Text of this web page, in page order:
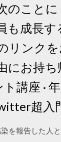
のこと
も成長
リンク
お持ち
講座 ·
超入
を報告した人